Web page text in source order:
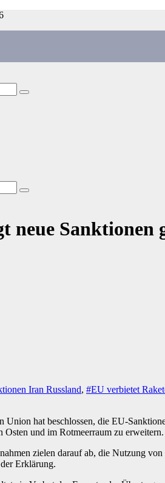
neue Sanktionen
Iran Russland, #EU verbietet
Union hat beschlossen, die EU-
Osten und im Rotmeerraum zu
zielen darauf ab, die Nutzung
Erklärung.